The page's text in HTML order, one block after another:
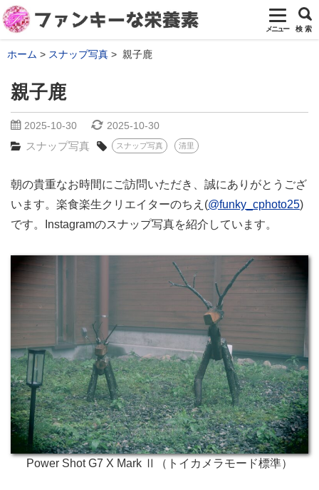
メニュー 検 索
ホーム スナップ写真 親子鹿
親子鹿
2025-10-30 2025-10-30
スナップ写真 スナップ写真 清里
朝の貴重なお時間にご訪問いただき、誠にありがとうござ
います。楽食楽生クリエイターのちえ(@funky_cphoto25)
です。Instagramのスナップ写真を紹介しています。
Power Shot G7 X Mark Ⅱ（トイカメラモード標準）